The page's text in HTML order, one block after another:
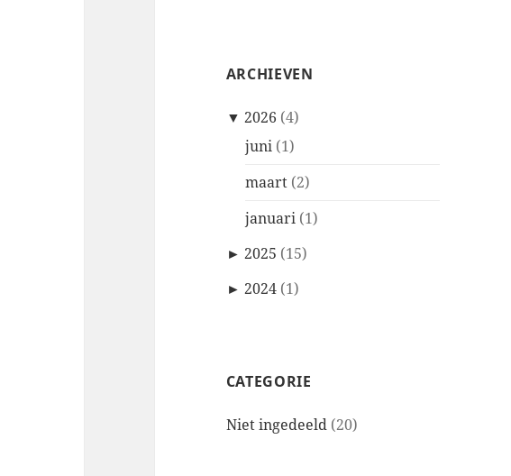
ARCHIEVEN
▼ 2026 (4)
juni (1)
maart (2)
januari (1)
► 2025 (15)
► 2024 (1)
CATEGORIE
Niet ingedeeld (20)